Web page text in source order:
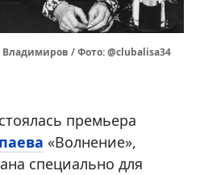
/ Фото: @clubalisa34
премьера
«Волнение»,
специально для